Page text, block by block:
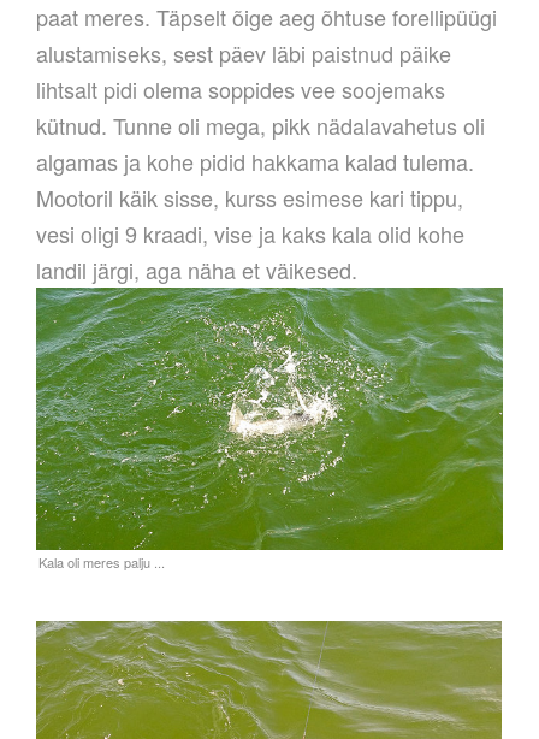
paat meres. Täpselt õige aeg õhtuse forellipüügi
alustamiseks, sest päev läbi paistnud päike
lihtsalt pidi olema soppides vee soojemaks
kütnud. Tunne oli mega, pikk nädalavahetus oli
algamas ja kohe pidid hakkama kalad tulema.
Mootoril käik sisse, kurss esimese kari tippu,
vesi oligi 9 kraadi, vise ja kaks kala olid kohe
landil järgi, aga näha et väikesed.